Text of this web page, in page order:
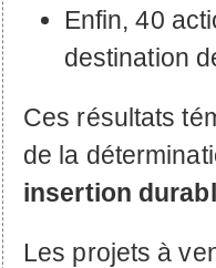
Enfin, 40
destination
Ces résultats
de la
insertion
Les projets à